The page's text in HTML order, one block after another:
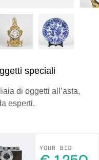
speciali
di oggetti all’asta,
esperti.